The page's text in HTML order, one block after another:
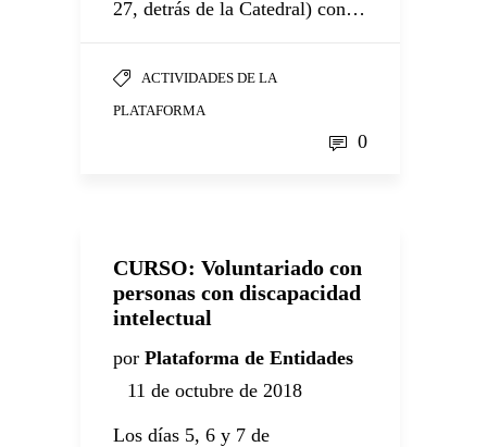
27, detrás de la Catedral) con…
ACTIVIDADES DE LA
PLATAFORMA
0
CURSO: Voluntariado con
personas con discapacidad
intelectual
por Plataforma de Entidades
11 de octubre de 2018
Los días 5, 6 y 7 de